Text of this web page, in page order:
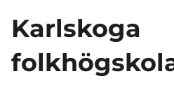
Karlskoga